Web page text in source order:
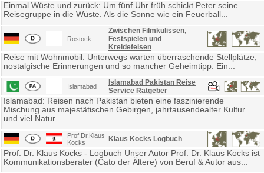
Einmal Wüste und zurück: Um fünf Uhr früh schickt Peter seine
Reisegruppe in die Wüste. Als die Sonne wie ein Feuerball...
Rostock
Zwischen Filmkulissen,
Festspielen und
Kreidefelsen
Reise mit Wohnmobil: Unterwegs warten überraschende Stellplätze,
nostalgische Erinnerungen und so mancher Geheimtipp. Ein...
Islamabad
Islamabad Pakistan Reise
Service Ratgeber
Islamabad: Reisen nach Pakistan bieten eine faszinierende
Mischung aus majestätischen Gebirgen, jahrtausendealter Kultur
und viel Natur....
Prof.Dr.Klaus
Kocks
Klaus Kocks Logbuch
Prof. Dr. Klaus Kocks - Logbuch Unser Autor Prof. Dr. Klaus Kocks ist
Kommunikationsberater (Cato der Ältere) von Beruf & Autor aus...